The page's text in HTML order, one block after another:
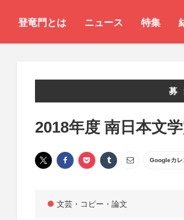
登竜門とは ニュース 特集
募
2018年度 南日本文
Googleカレ
文芸・コピー・論文